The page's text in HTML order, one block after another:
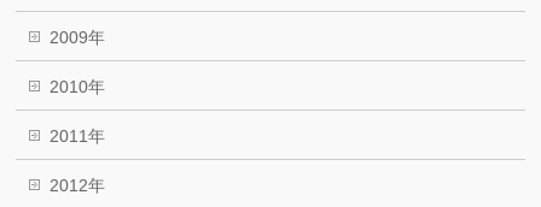
2009年
2010年
2011年
2012年